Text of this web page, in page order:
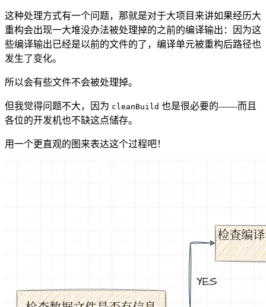
这种处理方式有一个问题，那就是对于大项目来讲如果经历大
重构会出现一大堆没办法被处理掉的之前的编译输出：因为这
些编译输出已经是以前的文件的了，编译单元被重构后路径也
发生了变化。
所以会有些文件不会被处理掉。
但我觉得问题不大，因为 cleanBuild 也是很必要的——而且
各位的开发机也不缺这点储存。
用一个更直观的图来表达这个过程吧！